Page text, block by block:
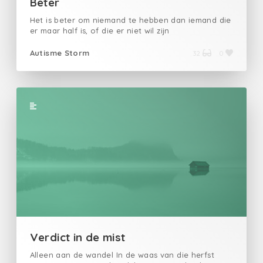
Het is beter om niemand te hebben dan iemand die
er maar half is, of die er niet wil zijn
Autisme Storm 32
Verdict in de mist
Alleen aan de wandel In de waas van die herfst